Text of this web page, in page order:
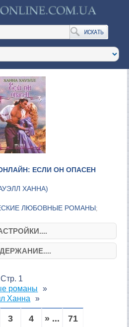
ЕСЛИ ОН ОПАСЕН
ХАННА)
ЛЮБОВНЫЕ РОМАНЫ;
романы
Ханна
Стр. 1
3 4 » ... 71